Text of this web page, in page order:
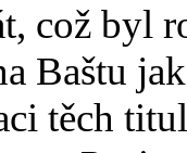
což byl
Baštu
těch